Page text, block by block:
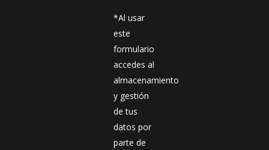
*Al usar
este
formulario
accedes al
almacenamiento
y gestión
de tus
datos por
parte de